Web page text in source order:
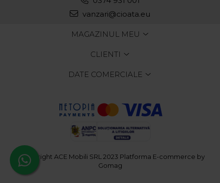
vanzari@cioata.eu
MAGAZINUL MEU
CLIENTI
DATE COMERCIALE
©Copyright ACE Mobili SRL 2023 Platforma E-commerce by
Gomag